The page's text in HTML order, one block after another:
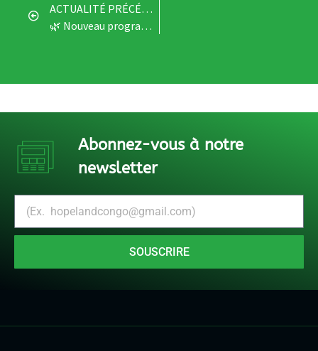
ACTUALITÉ PRÉCÉDENTE
🌿 Nouveau programme de formation – Agrischool à Goma : Agroforesterie urbaine et périurbaine 🌍
Abonnez-vous à notre
newsletter
SOUSCRIRE